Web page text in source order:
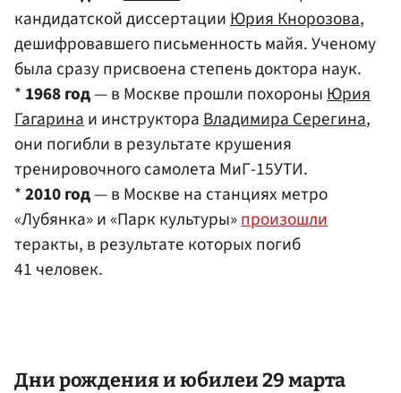
кандидатской диссертацииЮрия Кнорозова,
дешифровавшего письменность майя. Ученому
была сразу присвоена степень доктора наук.
* 1968 год— в Москве прошли похороныЮрия
Гагаринаи инструктораВладимира Серегина,
они погибли в результате крушения
тренировочного самолета МиГ-15УТИ.
*2010 год— в Москве на станциях метро
«Лубянка» и «Парк культуры»произошли
теракты, в результате которых погиб
41 человек.
Дни рождения и юбилеи 29 марта